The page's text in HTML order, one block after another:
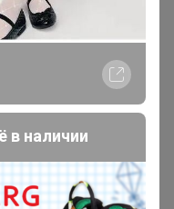
молоко,СЫРЫ.
в наличии